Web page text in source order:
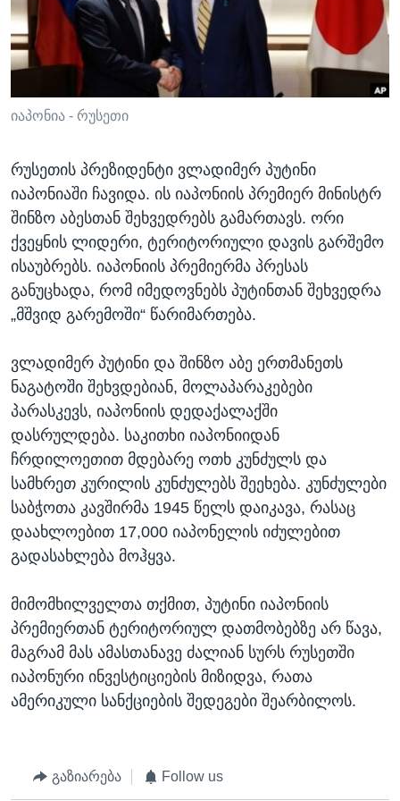
ᲡᲢᲣᲓᲘᲐ ᲕᲐᲨᲘᲜᲒᲢᲝᲜᲘ
ᲔᲙᲝᲜᲝᲛᲘᲙᲐ
ᲯᲐᲜᲛᲠᲗᲔᲚᲝᲑᲐ
ᲘᲜᲢᲔᲠᲕᲘᲣ
ᲒᲐᲚᲘᲚᲔᲝ
ᲓᲔᲖᲘᲜᲤᲝᲠᲛᲐᲪᲘᲐ
Learning English
ენები
იაპონია - რუსეთი
რუსეთის პრეზიდენტი ვლადიმერ პუტინი
იაპონიაში ჩავიდა. ის იაპონიის პრემიერ მინისტრ
შინზო აბესთან შეხვედრებს გამართავს. ორი
ქვეყნის ლიდერი, ტერიტორიული დავის გარშემო
ისაუბრებს. იაპონიის პრემიერმა პრესას
განუცხადა, რომ იმედოვნებს პუტინთან შეხვედრა
„მშვიდ გარემოში“ წარიმართება.
ვლადიმერ პუტინი და შინზო აბე ერთმანეთს
ნაგატოში შეხვდებიან, მოლაპარაკებები
პარასკევს, იაპონიის დედაქალაქში
დასრულდება. საკითხი იაპონიიდან
ჩრდილოეთით მდებარე ოთხ კუნძულს და
სამხრეთ კურილის კუნძულებს შეეხება. კუნძულები
საბჭოთა კავშირმა 1945 წელს დაიკავა, რასაც
დაახლოებით 17,000 იაპონელის იძულებით
გადასახლება მოჰყვა.
მიმომხილველთა თქმით, პუტინი იაპონიის
პრემიერთან ტერიტორიულ დათმობებზე არ წავა,
მაგრამ მას ამასთანავე ძალიან სურს რუსეთში
იაპონური ინვესტიციების მიზიდვა, რათა
ამერიკული სანქციების შედეგები შეარბილოს.
გაზიარება Follow us